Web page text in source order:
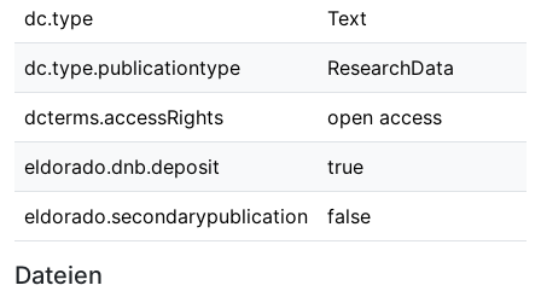
dc.type Text
dc.type.publicationtype ResearchData
dcterms.accessRights open access
eldorado.dnb.deposit true
eldorado.secondarypublication false
Dateien